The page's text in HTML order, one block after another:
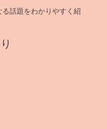
話題をわかりやすく紹